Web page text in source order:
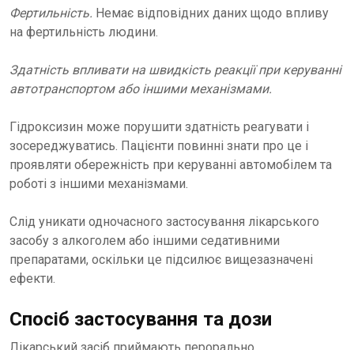
Фертильність. Немає відповідних даних щодо впливу
на фертильність людини.
Здатність впливати на швидкість реакції при керуванні
автотранспортом або іншими механізмами.
Гідроксизин може порушити здатність реагувати і
зосереджуватись. Пацієнти повинні знати про це і
проявляти обережність при керуванні автомобілем та
роботі з іншими механізмами.
Слід уникати одночасного застосування лікарського
засобу з алкоголем або іншими седативними
препаратами, оскільки це підсилює вищезазначені
ефекти.
Спосіб застосування та дози